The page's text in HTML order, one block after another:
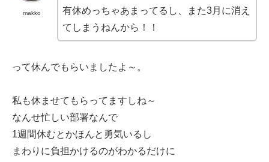
makko
有休めっちゃあまってるし、また3月に消え
てしまうねんから！！
って休んでもらいましたよ～。
私も休ませてもらってますしね～
なんせ忙しい部署なんで
1週間休むとかほんと勇気いるし
まわりに負担かけるのがわかるだけに